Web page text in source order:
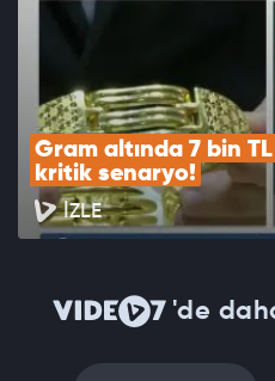
Gram altında 7 bin
kritik senaryo!
İZLE
'de